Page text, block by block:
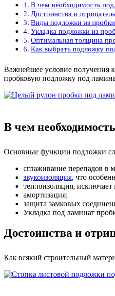
В чем необходимость
Достоинства и
Виды подложки из пробки
Укладка подложки из
Оптимальная толщина
Как выбрать подложку
Важнейшее условие получения
пробковую подложку под
В чем
Основные функции подложки
сглаживание перепадов в
звукоизоляция, что
теплоизоляция, исключает
амортизация;
защита замковых
Укладка под ламинат
Достоинства и
Как всякий строительный